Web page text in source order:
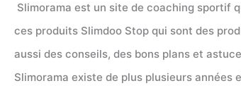
Slimorama est un site de coaching sportif
ces produits Slimdoo Stop qui sont des
aussi des conseils, des bons plans et
Slimorama existe de plus plusieurs